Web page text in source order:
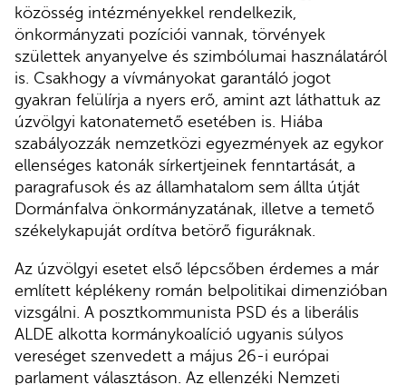
közösség intézményekkel rendelkezik,
önkormányzati pozíciói vannak, törvények
születtek anyanyelve és szimbólumai használatáról
is. Csakhogy a vívmányokat garantáló jogot
gyakran felülírja a nyers erő, amint azt láthattuk az
úzvölgyi katonatemető esetében is. Hiába
szabályozzák nemzetközi egyezmények az egykor
ellenséges katonák sírkertjeinek fenntartását, a
paragrafusok és az államhatalom sem állta útját
Dormánfalva önkormányzatának, illetve a temető
székelykapuját ordítva betörő figuráknak.
Az úzvölgyi esetet első lépcsőben érdemes a már
említett képlékeny román belpolitikai dimenzióban
vizsgálni. A posztkommunista PSD és a liberális
ALDE alkotta kormánykoalíció ugyanis súlyos
vereséget szenvedett a május 26-i európai
parlament választáson. Az ellenzéki Nemzeti